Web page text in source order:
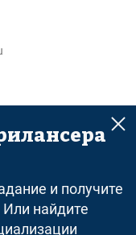
и получите
найдите